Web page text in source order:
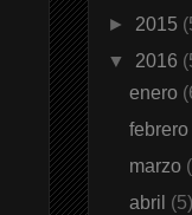
► 2015
▼ 2016
enero
marzo
abril